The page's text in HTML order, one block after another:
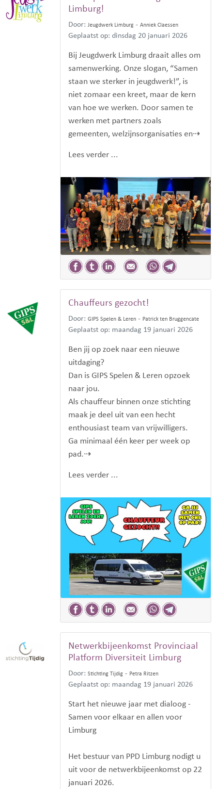
Limburg!
Door: Jeugdwerk Limburg - Anniek Claessen
Geplaatst op: dinsdag 20 januari 2026
Bij Jeugdwerk Limburg draait alles om
samenwerking. Onze slogan, “Samen
staan we sterker in jeugdwerk!”, is
niet zomaar een kreet, maar de kern
van hoe we werken. Door samen te
werken met partners zoals
gemeenten, welzijnsorganisaties en⇢
Lees verder ...
Chauffeurs gezocht!
Door: GIPS Spelen & Leren - Patrick ten Bruggencate
Geplaatst op: maandag 19 januari 2026
Ben jij op zoek naar een nieuwe
uitdaging?
Dan is GIPS Spelen & Leren opzoek
naar jou.
Als chauffeur binnen onze stichting
maak je deel uit van een hecht
enthousiast team van vrijwilligers.
Ga minimaal één keer per week op
pad.⇢
Lees verder ...
Netwerkbijeenkomst Provinciaal
Platform Diversiteit Limburg
Door: Stichting Tijdig - Petra Ritzen
Geplaatst op: maandag 19 januari 2026
Start het nieuwe jaar met dialoog -
Samen voor elkaar en allen voor
Limburg
Het bestuur van PPD Limburg nodigt u
uit voor de netwerkbijeenkomst op 22
januari 2026.